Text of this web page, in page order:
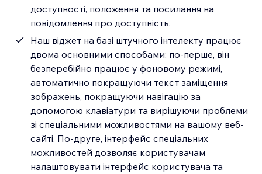
доступності, положення та посилання на
повідомлення про доступність.
Наш віджет на базі штучного інтелекту працює
двома основними способами: по-перше, він
безперебійно працює у фоновому режимі,
автоматично покращуючи текст заміщення
зображень, покращуючи навігацію за
допомогою клавіатури та вирішуючи проблеми
зі спеціальними можливостями на вашому веб-
сайті. По-друге, інтерфейс спеціальних
можливостей дозволяє користувачам
налаштовувати інтерфейс користувача та